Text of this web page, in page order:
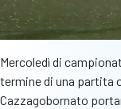
Mercoledì di
termine di una partita
Cazzagobornato